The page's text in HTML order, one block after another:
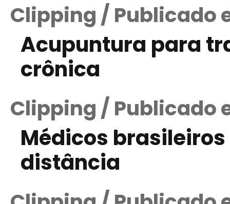
Clipping / Publicado
Acupuntura para
crônica
Clipping / Publicado
Médicos
distância